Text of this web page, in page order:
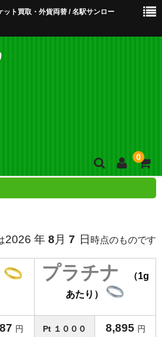
ト買取・外貨両替 / 名駅サンロー
0
2026 年 8月 7 日 時点のものです
プラチナ
（1g
あたり）
円 Pt １０００ 8,895 円